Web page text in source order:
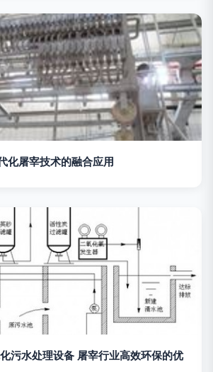
化屠宰技术的融合应用
污水处理设备 屠宰行业高效环保的优